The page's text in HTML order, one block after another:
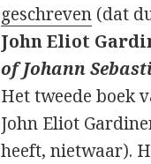
geschreven (dat
John Eliot
of Johann
Het tweede boek
John Eliot
heeft, nietwaar).